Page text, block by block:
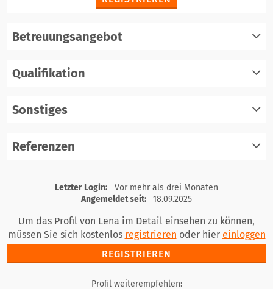
Betreuungsangebot
Qualifikation
Sonstiges
Referenzen
registrieren
einloggen
Letzter Login:
Vor mehr als drei Monaten
Angemeldet seit:
18.09.2025
Um das Profil von Lena im Detail einsehen zu können,
müssen Sie sich kostenlos registrieren oder hier einloggen
REGISTRIEREN
Profil weiterempfehlen: